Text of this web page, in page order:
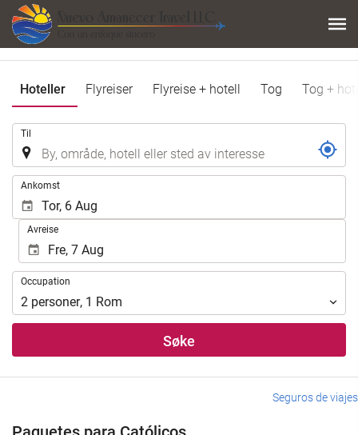
Hoteller Flyreiser Flyreise + hotell Tog Tog +
Til
Ankomst
Avreise
Occupation
Occupation
2 personer, 1 Rom
Søke
Seguros de viajes